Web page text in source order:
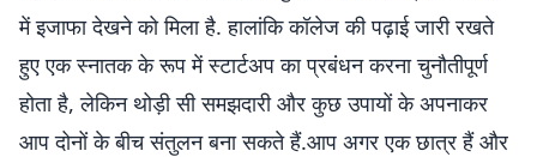
में इजाफा देखने को मिला है. हालांकि कॉलेज की पढ़ाई जारी रखते
हुए एक स्नातक के रूप में स्टार्टअप का प्रबंधन करना चुनौतीपूर्ण
होता है, लेकिन थोड़ी सी समझदारी और कुछ उपायों के अपनाकर
आप दोनों के बीच संतुलन बना सकते हैं.आप अगर एक छात्र हैं और